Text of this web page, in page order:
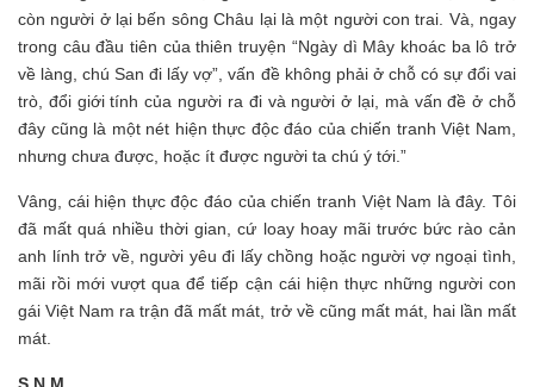
còn người ở lại bến sông Châu lại là một người con trai. Và, ngay
trong câu đầu tiên của thiên truyện “Ngày dì Mây khoác ba lô trở
về làng, chú San đi lấy vợ”, vấn đề không phải ở chỗ có sự đổi vai
trò, đổi giới tính của người ra đi và người ở lại, mà vấn đề ở chỗ
đây cũng là một nét hiện thực độc đáo của chiến tranh Việt Nam,
nhưng chưa được, hoặc ít được người ta chú ý tới.”
Vâng, cái hiện thực độc đáo của chiến tranh Việt Nam là đây. Tôi
đã mất quá nhiều thời gian, cứ loay hoay mãi trước bức rào cản
anh lính trở về, người yêu đi lấy chồng hoặc người vợ ngoại tình,
mãi rồi mới vượt qua để tiếp cận cái hiện thực những người con
gái Việt Nam ra trận đã mất mát, trở về cũng mất mát, hai lần mất
mát.
S.N.M